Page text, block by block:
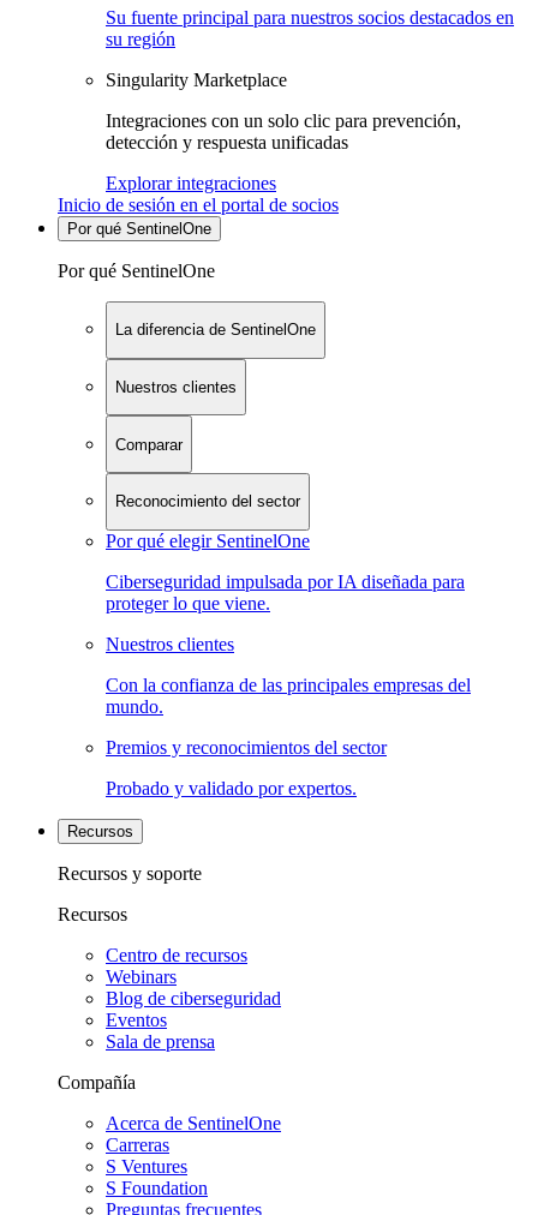
Su fuente principal para nuestros socios destacados en
su región
Singularity Marketplace
Integraciones con un solo clic para prevención,
detección y respuesta unificadas
Explorar integraciones
Inicio de sesión en el portal de socios
Por qué SentinelOne
Por qué SentinelOne
La diferencia de SentinelOne
Nuestros clientes
Comparar
Reconocimiento del sector
Por qué elegir SentinelOne
Ciberseguridad impulsada por IA diseñada para
proteger lo que viene.
Nuestros clientes
Con la confianza de las principales empresas del
mundo.
Premios y reconocimientos del sector
Probado y validado por expertos.
Recursos
Recursos y soporte
Recursos
Centro de recursos
Webinars
Blog de ciberseguridad
Eventos
Sala de prensa
Compañía
Acerca de SentinelOne
Carreras
S Ventures
S Foundation
Preguntas frecuentes